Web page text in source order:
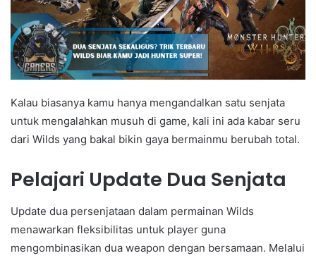
Kalau biasanya kamu hanya mengandalkan satu senjata
untuk mengalahkan musuh di game, kali ini ada kabar seru
dari Wilds yang bakal bikin gaya bermainmu berubah total.
Pelajari Update Dua Senjata
Update dua persenjataan dalam permainan Wilds
menawarkan fleksibilitas untuk player guna
mengombinasikan dua weapon dengan bersamaan. Melalui